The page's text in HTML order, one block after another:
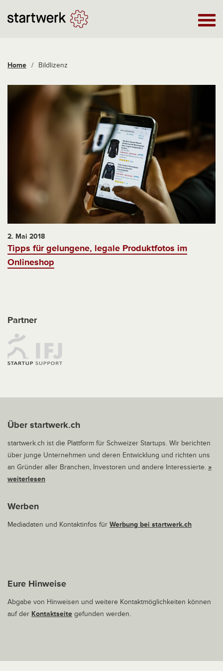
Home / Bildlizenz
2. Mai 2018
Tipps für gelungene, legale Produktfotos im
Onlineshop
Partner
Über startwerk.ch
startwerk.ch ist die Plattform für Schweizer Startups. Wir berichten
über junge Unternehmen und deren Entwicklung und richten uns
an Gründer aller Branchen, Investoren und andere Interessierte. »
weiterlesen
Werben
Mediadaten und Kontaktinfos für Werbung bei startwerk.ch
Eure Hinweise
Abgabe von Hinweisen und weitere Kontaktmöglichkeiten können
auf der Kontaktseite gefunden werden.